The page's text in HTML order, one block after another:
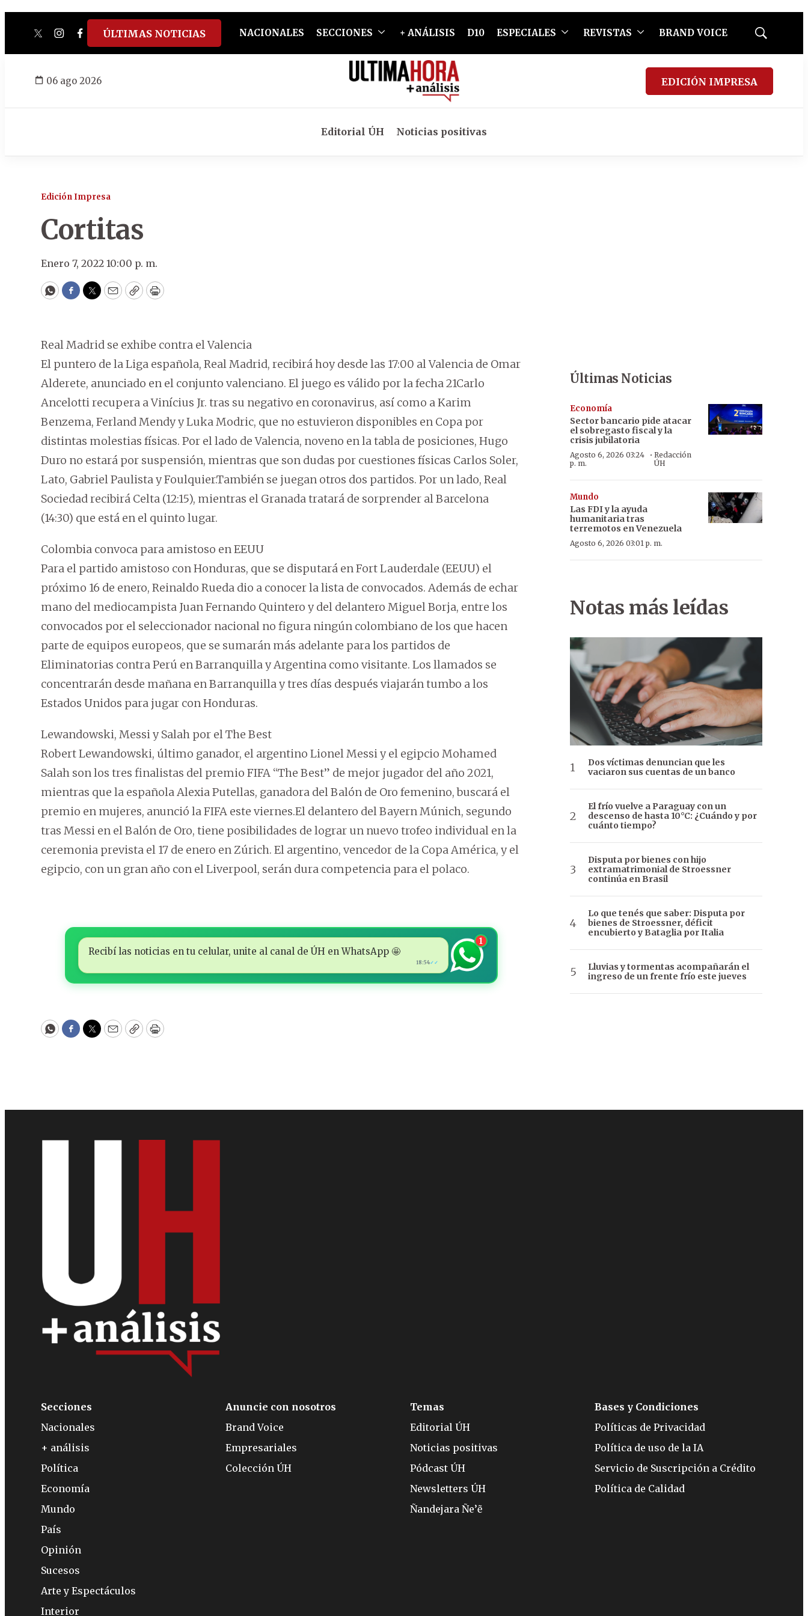
twitterinstagram
facebook
tiktokyoutube
spotify
ÚLTIMAS NOTICIAS NACIONALES SECCIONES + ANÁLISIS D10 ESPECIALES REVISTAS BRAND VOICE
Mostrar
06 ago 2026 EDICIÓN IMPRESA
Editorial ÚH Noticias positivas
Edición Impresa
Cortitas
Enero 7, 2022 10:00 p. m.
WhatsApp
Facebook
Twitter
EmailCopyPrint
Real Madrid se exhibe contra el Valencia
El puntero de la Liga española, Real Madrid, recibirá hoy desde las 17:00 al Valencia de Omar
Alderete, anunciado en el conjunto valenciano. El juego es válido por la fecha 21Carlo
Ancelotti recupera a Vinícius Jr. tras su negativo en coronavirus, así como a Karim
Benzema, Ferland Mendy y Luka Modric, que no estuvieron disponibles en Copa por
distintas molestias físicas. Por el lado de Valencia, noveno en la tabla de posiciones, Hugo
Duro no estará por suspensión, mientras que son dudas por cuestiones físicas Carlos Soler,
Lato, Gabriel Paulista y Foulquier.También se juegan otros dos partidos. Por un lado, Real
Sociedad recibirá Celta (12:15), mientras el Granada tratará de sorprender al Barcelona
(14:30) que está en el quinto lugar.
Colombia convoca para amistoso en EEUU
Para el partido amistoso con Honduras, que se disputará en Fort Lauderdale (EEUU) el
próximo 16 de enero, Reinaldo Rueda dio a conocer la lista de convocados. Además de echar
mano del mediocampista Juan Fernando Quintero y del delantero Miguel Borja, entre los
convocados por el seleccionador nacional no figura ningún colombiano de los que hacen
parte de equipos europeos, que se sumarán más adelante para los partidos de
Eliminatorias contra Perú en Barranquilla y Argentina como visitante. Los llamados se
concentrarán desde mañana en Barranquilla y tres días después viajarán tumbo a los
Estados Unidos para jugar con Honduras.
Lewandowski, Messi y Salah por el The Best
Robert Lewandowski, último ganador, el argentino Lionel Messi y el egipcio Mohamed
Salah son los tres finalistas del premio FIFA “The Best” de mejor jugador del año 2021,
mientras que la española Alexia Putellas, ganadora del Balón de Oro femenino, buscará el
premio en mujeres, anunció la FIFA este viernes.El delantero del Bayern Múnich, segundo
tras Messi en el Balón de Oro, tiene posibilidades de lograr un nuevo trofeo individual en la
ceremonia prevista el 17 de enero en Zúrich. El argentino, vencedor de la Copa América, y el
egipcio, con un gran año con el Liverpool, serán dura competencia para el polaco.
Recibí las noticias en tu celular, unite al canal de ÚH en WhatsApp 🤩
18:54✓✓
1
WhatsApp
Facebook
Twitter
EmailCopyPrint
Últimas Noticias
Economía
Sector bancario pide atacar
el sobregasto fiscal y la
crisis jubilatoria
Agosto 6, 2026 03:24
p. m.
· Redacción
ÚH
Mundo
Las FDI y la ayuda
humanitaria tras
terremotos en Venezuela
Agosto 6, 2026 03:01 p. m.
Notas más leídas
Dos víctimas denuncian que les
vaciaron sus cuentas de un banco
El frío vuelve a Paraguay con un
descenso de hasta 10°C: ¿Cuándo y por
cuánto tiempo?
Disputa por bienes con hijo
extramatrimonial de Stroessner
continúa en Brasil
Lo que tenés que saber: Disputa por
bienes de Stroessner, déficit
encubierto y Bataglia por Italia
Lluvias y tormentas acompañarán el
ingreso de un frente frío este jueves
Secciones
Nacionales
+ análisis
Política
Economía
Mundo
País
Opinión
Sucesos
Arte y Espectáculos
Interior
Anuncie con nosotros
Brand Voice
Empresariales
Colección ÚH
Temas
Editorial ÚH
Noticias positivas
Pódcast ÚH
Newsletters ÚH
Ñandejara Ñe’ẽ
Bases y Condiciones
Políticas de Privacidad
Política de uso de la IA
Servicio de Suscripción a Crédito
Política de Calidad